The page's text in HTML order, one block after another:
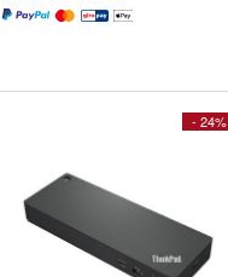
- 24%